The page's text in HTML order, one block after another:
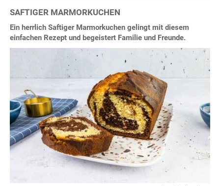
SAFTIGER MARMORKUCHEN
Ein herrlich Saftiger Marmorkuchen gelingt mit diesem
einfachen Rezept und begeistert Familie und Freunde.